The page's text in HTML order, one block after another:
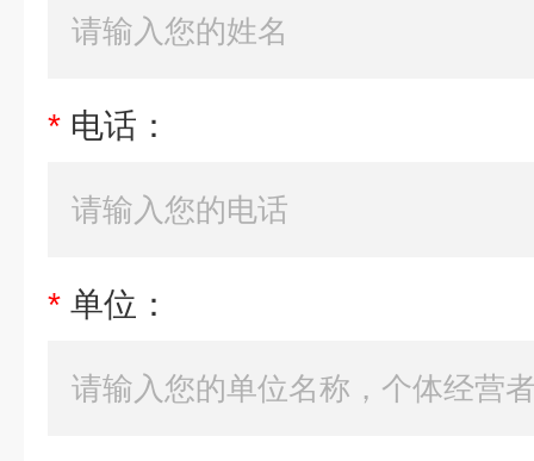
* 电话：
* 单位：